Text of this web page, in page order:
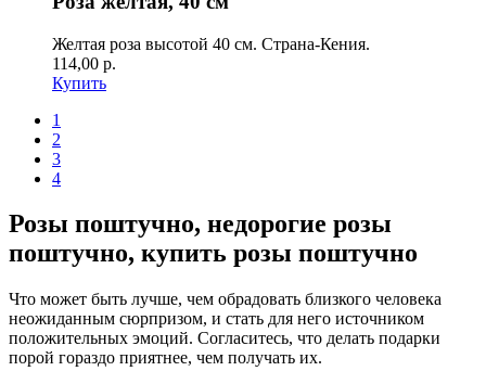
Желтая роза высотой 40 см. Страна-Кения.
114,00 р.
Купить
1
2
3
4
Розы поштучно, недорогие розы
поштучно, купить розы поштучно
Что может быть лучше, чем обрадовать близкого человека
неожиданным сюрпризом, и стать для него источником
положительных эмоций. Согласитесь, что делать подарки
порой гораздо приятнее, чем получать их.